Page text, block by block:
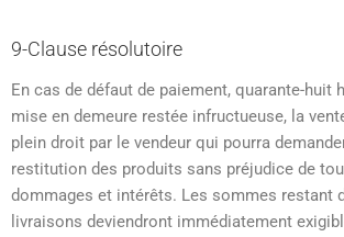
9-Clause résolutoire
En cas de défaut de paiement, quarante-huit
mise en demeure restée infructueuse, la
plein droit par le vendeur qui pourra
restitution des produits sans préjudice de
dommages et intérêts. Les sommes restant
livraisons deviendront immédiatement